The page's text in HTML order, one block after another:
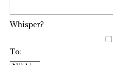
Whisper?
To: